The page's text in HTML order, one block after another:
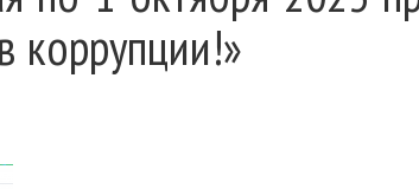
коррупции!»